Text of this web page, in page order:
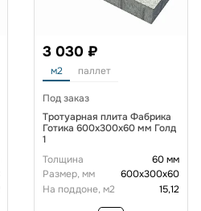
3 030 ₽
м2 паллет
Под заказ
Тротуарная плита Фабрика
Готика 600х300х60 мм Голд
1
Толщина
60 мм
Размер, мм
600х300х60
На поддоне, м2
15,12